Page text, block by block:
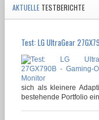
AKTUELLE TESTBERICHTE
Test: LG UltraGear
sich als kleinere
bestehende Portfolio